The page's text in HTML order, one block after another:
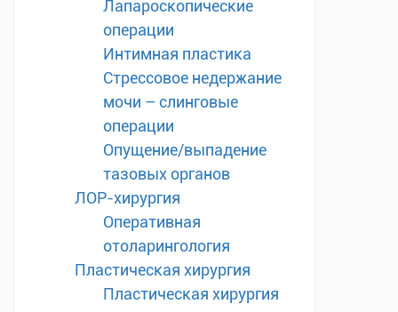
Лапароскопические
операции
Интимная пластика
Стрессовое недержание
мочи – слинговые
операции
Опущение/выпадение
тазовых органов
ЛОР-хирургия
Оперативная
отоларингология
Пластическая хирургия
Пластическая хирургия